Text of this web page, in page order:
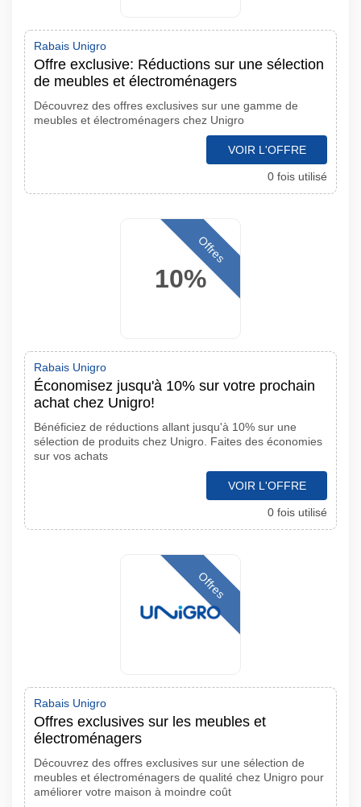
Rabais Unigro
Offre exclusive: Réductions sur une sélection
de meubles et électroménagers
Découvrez des offres exclusives sur une gamme de
meubles et électroménagers chez Unigro
VOIR L'OFFRE
0 fois utilisé
10%
Offres
Rabais Unigro
Économisez jusqu'à 10% sur votre prochain
achat chez Unigro!
Bénéficiez de réductions allant jusqu'à 10% sur une
sélection de produits chez Unigro. Faites des économies
sur vos achats
VOIR L'OFFRE
0 fois utilisé
Offres
Rabais Unigro
Offres exclusives sur les meubles et
électroménagers
Découvrez des offres exclusives sur une sélection de
meubles et électroménagers de qualité chez Unigro pour
améliorer votre maison à moindre coût